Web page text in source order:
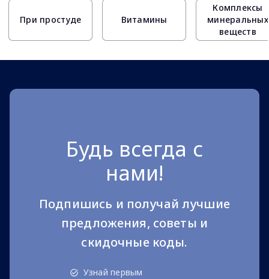
При простуде Витамины
Комплексы
минеральных
веществ
Будь всегда с
нами!
Подпишись и получай лучшие
предложения, советы и
скидочные коды.
Узнай первым